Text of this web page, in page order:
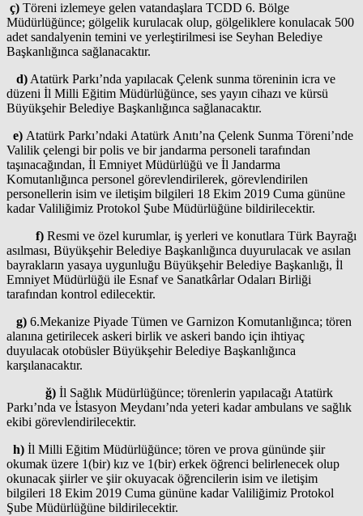
ç) Töreni izlemeye gelen vatandaşlara TCDD 6. Bölge
Müdürlüğünce; gölgelik kurulacak olup, gölgeliklere konulacak 500
adet sandalyenin temini ve yerleştirilmesi ise Seyhan Belediye
Başkanlığınca sağlanacaktır.
d) Atatürk Parkı’nda yapılacak Çelenk sunma töreninin icra ve
düzeni İl Milli Eğitim Müdürlüğünce, ses yayın cihazı ve kürsü
Büyükşehir Belediye Başkanlığınca sağlanacaktır.
e) Atatürk Parkı’ndaki Atatürk Anıtı’na Çelenk Sunma Töreni’nde
Valilik çelengi bir polis ve bir jandarma personeli tarafından
taşınacağından, İl Emniyet Müdürlüğü ve İl Jandarma
Komutanlığınca personel görevlendirilerek, görevlendirilen
personellerin isim ve iletişim bilgileri 18 Ekim 2019 Cuma gününe
kadar Valiliğimiz Protokol Şube Müdürlüğüne bildirilecektir.
f) Resmi ve özel kurumlar, iş yerleri ve konutlara Türk Bayrağı
asılması, Büyükşehir Belediye Başkanlığınca duyurulacak ve asılan
bayrakların yasaya uygunluğu Büyükşehir Belediye Başkanlığı, İl
Emniyet Müdürlüğü ile Esnaf ve Sanatkârlar Odaları Birliği
tarafından kontrol edilecektir.
g) 6.Mekanize Piyade Tümen ve Garnizon Komutanlığınca; tören
alanına getirilecek askeri birlik ve askeri bando için ihtiyaç
duyulacak otobüsler Büyükşehir Belediye Başkanlığınca
karşılanacaktır.
ğ) İl Sağlık Müdürlüğünce; törenlerin yapılacağı Atatürk
Parkı’nda ve İstasyon Meydanı’nda yeteri kadar ambulans ve sağlık
ekibi görevlendirilecektir.
h) İl Milli Eğitim Müdürlüğünce; tören ve prova gününde şiir
okumak üzere 1(bir) kız ve 1(bir) erkek öğrenci belirlenecek olup
okunacak şiirler ve şiir okuyacak öğrencilerin isim ve iletişim
bilgileri 18 Ekim 2019 Cuma gününe kadar Valiliğimiz Protokol
Şube Müdürlüğüne bildirilecektir.